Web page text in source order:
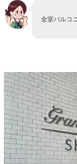
全室バルコ